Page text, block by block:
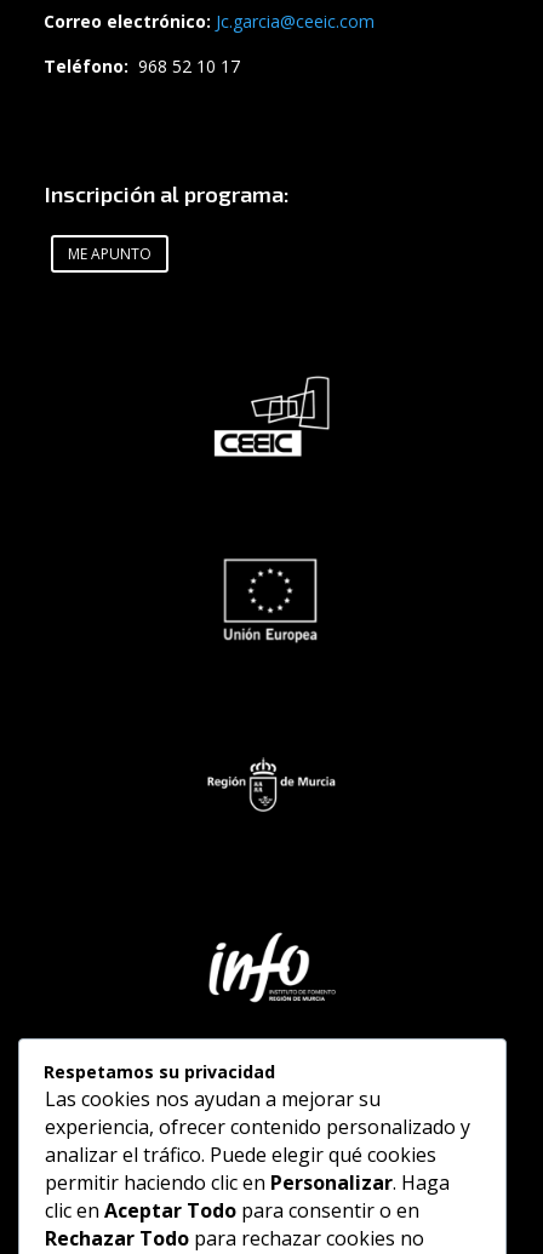
Correo electrónico: Jc.garcia@ceeic.com
Teléfono: 968 52 10 17
Inscripción al programa:
ME APUNTO
Respetamos su privacidad
Las cookies nos ayudan a mejorar su
experiencia, ofrecer contenido personalizado y
analizar el tráfico. Puede elegir qué cookies
permitir haciendo clic en Personalizar. Haga
clic en Aceptar Todo para consentir o en
Rechazar Todo para rechazar cookies no